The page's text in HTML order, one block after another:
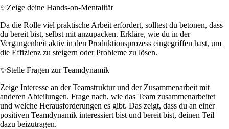
✨Zeige deine Hands-on-Mentalität
Da die Rolle viel praktische Arbeit erfordert, solltest du betonen, dass
du bereit bist, selbst mit anzupacken. Erkläre, wie du in der
Vergangenheit aktiv in den Produktionsprozess eingegriffen hast, um
die Effizienz zu steigern oder Probleme zu lösen.
✨Stelle Fragen zur Teamdynamik
Zeige Interesse an der Teamstruktur und der Zusammenarbeit mit
anderen Abteilungen. Frage nach, wie das Team zusammenarbeitet
und welche Herausforderungen es gibt. Das zeigt, dass du an einer
positiven Teamdynamik interessiert bist und bereit bist, deinen Teil
dazu beizutragen.